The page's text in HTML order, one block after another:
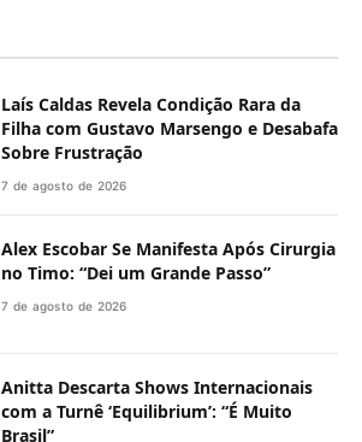
Laís Caldas Revela Condição Rara da
Filha com Gustavo Marsengo e Desabafa
Sobre Frustração
7 de agosto de 2026
Alex Escobar Se Manifesta Após Cirurgia
no Timo: “Dei um Grande Passo”
7 de agosto de 2026
Anitta Descarta Shows Internacionais
com a Turnê ‘Equilibrium’: “É Muito
Brasil”